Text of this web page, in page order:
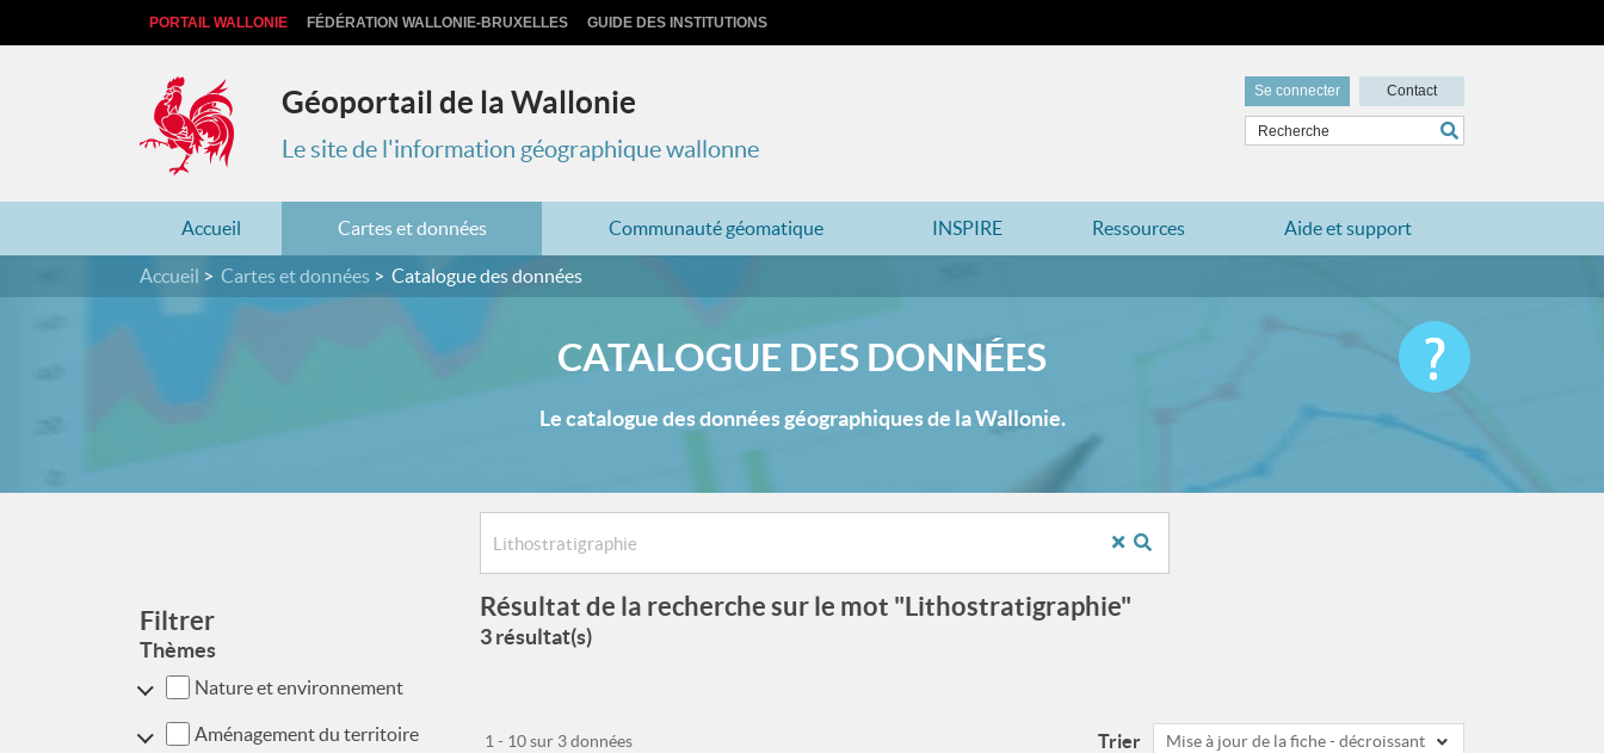
PORTAIL WALLONIE FÉDÉRATION WALLONIE-BRUXELLES GUIDE DES INSTITUTIONS
Géoportail de la Wallonie
Le site de l'information géographique wallonne
Se connecter Contact
Accueil Cartes et données Communauté géomatique INSPIRE Ressources Aide et support
Accueil Cartes et données Catalogue des données
CATALOGUE DES DONNÉES
Le catalogue des données géographiques de la Wallonie.
Filtrer
Thèmes
Nature et environnement
Aménagement du territoire
Résultat de la recherche sur le mot "Lithostratigraphie"
3 résultat(s)
Trier Mise à jour de la fiche - décroissant
1 - 10 sur 3 données